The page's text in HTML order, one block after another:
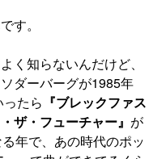
す。
く知らないんだけど、
ダーバーグが1985年
たら 『ブレックファス
ザ・フューチャー』 が
年で、あの時代のポッ